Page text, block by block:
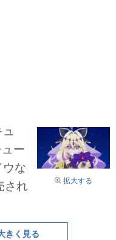
拡大する
ー
な
され
きく見る